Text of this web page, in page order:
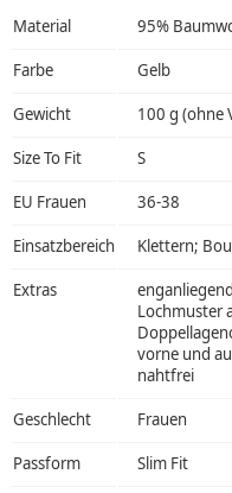
Material 95%
Farbe Gelb
Gewicht 100 g (ohne
Size To Fit S
EU Frauen 36-38
Einsatzbereich Klettern;
Extras
Lochmuster
vorne und
nahtfrei
Geschlecht Frauen
Passform Slim Fit